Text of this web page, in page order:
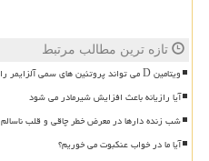
تازه ترین مطالب مرتبط
ویتامین D می تواند پروتئین های سمی آلزایمر را کم کند
آیا رازیانه باعث افزایش شیرمادر می شود
شب زنده دارها در معرض خطر چاقی و قلب ناسالم
آیا ما در خواب عنکبوت می خوریم؟